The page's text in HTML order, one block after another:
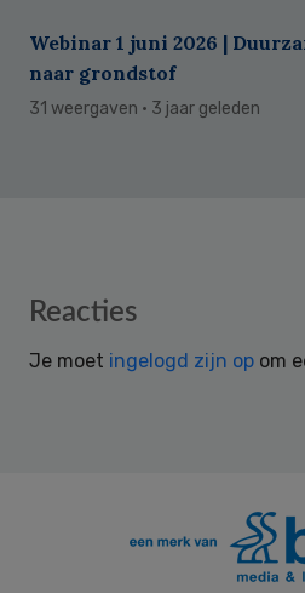
Webinar 1 juni 2026 |
naar grondstof
31 weergaven · 3 jaar geleden
Reader
Reacties
Je moet ingelogd zijn op om